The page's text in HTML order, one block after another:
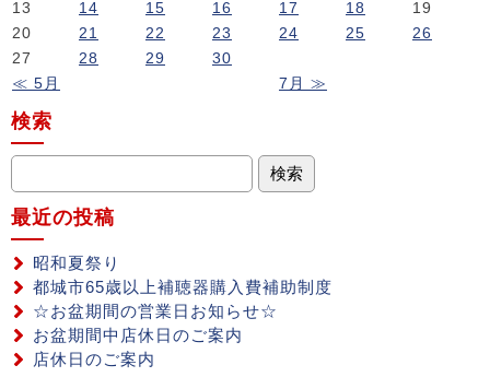
13
14 15 16 17 18
19
20
21 22 23 24 25
26
27
28 29
30
≪ 5月
7月 ≫
検索
最近の投稿
昭和夏祭り
都城市65歳以上補聴器購入費補助制度
☆お盆期間の営業日お知らせ☆
お盆期間中店休日のご案内
店休日のご案内